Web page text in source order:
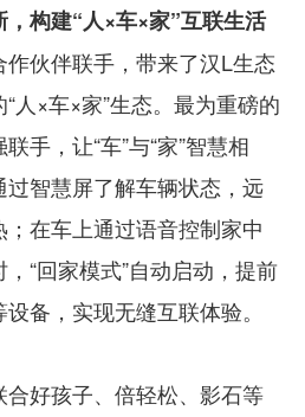
构建“人×车×家”互联生活
伙伴联手，带来了汉L生态
人×车×家”生态。最为重磅的
手，让“车”与“家”智慧相
智慧屏了解车辆状态，远
在车上通过语音控制家中
“回家模式”自动启动，提前
备，实现无缝互联体验。
好孩子、倍轻松、影石等